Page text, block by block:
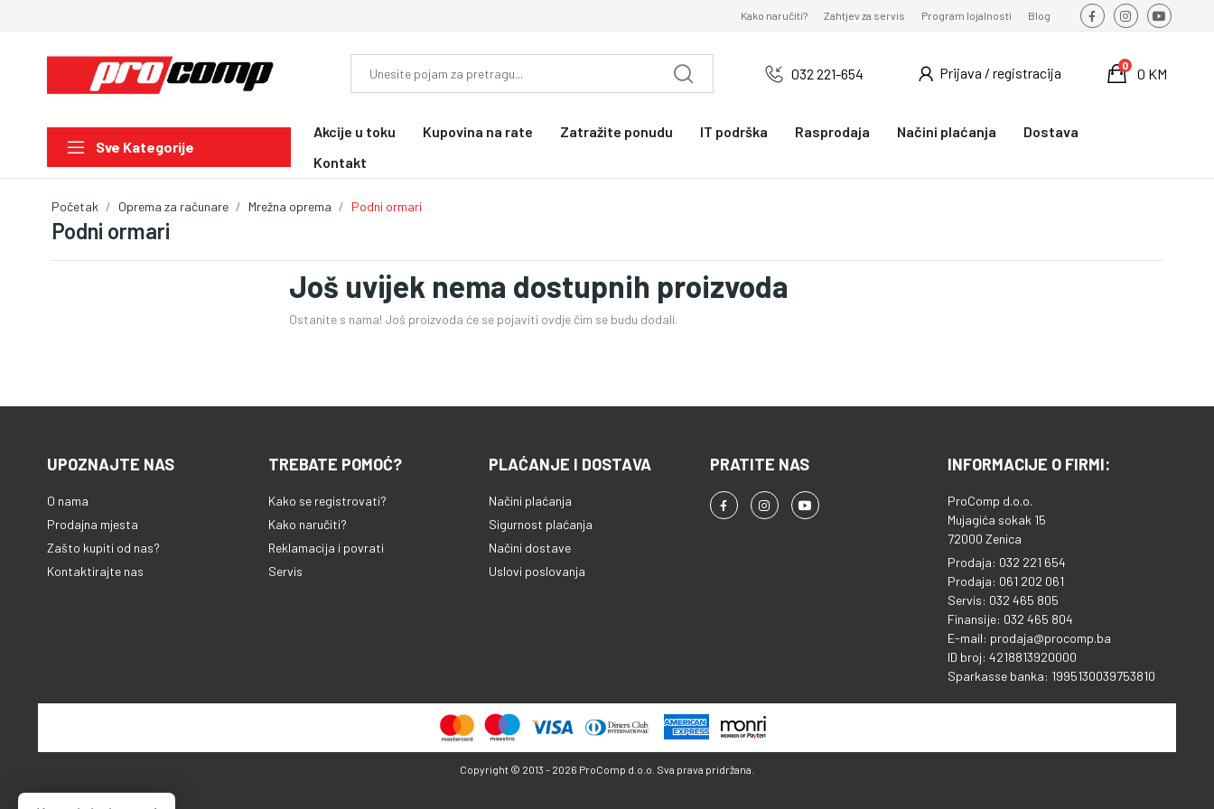
Kako naručiti? Zahtjev za servis Program lojalnosti Blog
032 221-654 Prijava / registracija 0 KM
0
Sve Kategorije
Akcije u toku Kupovina na rate Zatražite ponudu IT podrška Rasprodaja Načini plaćanja
Dostava
Kontakt
Podni ormari
Početak Oprema za računare Mrežna oprema Podni ormari
Još uvijek nema dostupnih proizvoda
Ostanite s nama! Još proizvoda će se pojaviti ovdje čim se budu dodali.
UPOZNAJTE NAS
O nama
Prodajna mjesta
Zašto kupiti od nas?
Kontaktirajte nas
TREBATE POMOĆ?
Kako se registrovati?
Kako naručiti?
Reklamacija i povrati
Servis
PLAĆANJE I DOSTAVA
Načini plaćanja
Sigurnost plaćanja
Načini dostave
Uslovi poslovanja
PRATITE NAS INFORMACIJE O FIRMI:
ProComp d.o.o.
Mujagića sokak 15
72000 Zenica
Prodaja: 032 221 654
Prodaja: 061 202 061
Servis: 032 465 805
Finansije: 032 465 804
E-mail: prodaja@procomp.ba
ID broj: 4218813920000
Sparkasse banka: 1995130039753810
Copyright © 2013 - 2026 ProComp d.o.o. Sva prava pridržana.